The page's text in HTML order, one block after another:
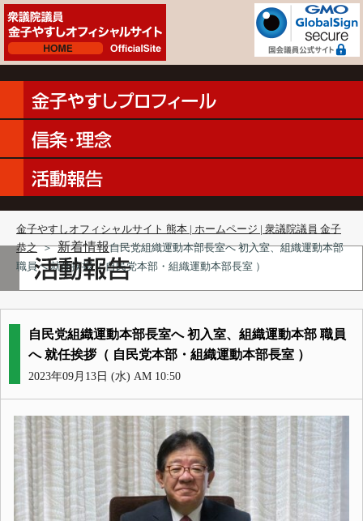
金子やすしオフィシャルサイト 熊本 | ホームページ | 衆議院議員 金子
恭之 ＞ 新着情報自民党組織運動本部長室へ 初入室、組織運動本部
職員へ 就任挨拶（ 自民党本部・組織運動本部長室 ）
自民党組織運動本部長室へ 初入室、組織運動本部 職員
へ 就任挨拶（ 自民党本部・組織運動本部長室 ）
2023年09月13日 (水) AM 10:50